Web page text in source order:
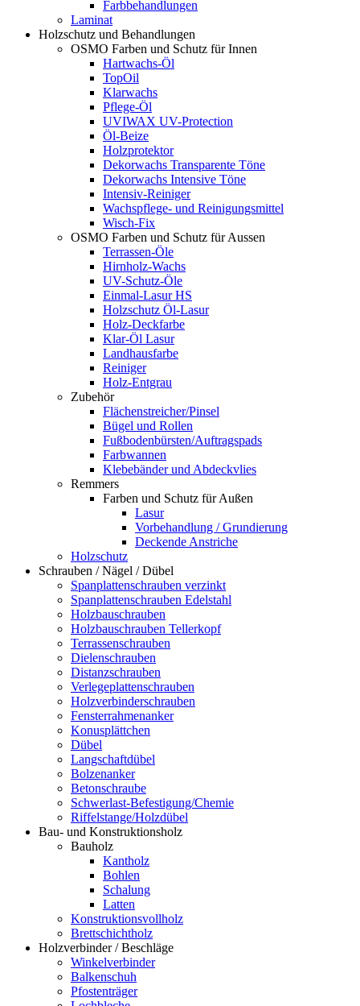
Farbbehandlungen
Laminat
Holzschutz und Behandlungen
OSMO Farben und Schutz für Innen
Hartwachs-Öl
TopOil
Klarwachs
Pflege-Öl
UVIWAX UV-Protection
Öl-Beize
Holzprotektor
Dekorwachs Transparente Töne
Dekorwachs Intensive Töne
Intensiv-Reiniger
Wachspflege- und Reinigungsmittel
Wisch-Fix
OSMO Farben und Schutz für Aussen
Terrassen-Öle
Hirnholz-Wachs
UV-Schutz-Öle
Einmal-Lasur HS
Holzschutz Öl-Lasur
Holz-Deckfarbe
Klar-Öl Lasur
Landhausfarbe
Reiniger
Holz-Entgrau
Zubehör
Flächenstreicher/Pinsel
Bügel und Rollen
Fußbodenbürsten/Auftragspads
Farbwannen
Klebebänder und Abdeckvlies
Remmers
Farben und Schutz für Außen
Lasur
Vorbehandlung / Grundierung
Deckende Anstriche
Holzschutz
Schrauben / Nägel / Dübel
Spanplattenschrauben verzinkt
Spanplattenschrauben Edelstahl
Holzbauschrauben
Holzbauschrauben Tellerkopf
Terrassenschrauben
Dielenschrauben
Distanzschrauben
Verlegeplattenschrauben
Holzverbinderschrauben
Fensterrahmenanker
Konusplättchen
Dübel
Langschaftdübel
Bolzenanker
Betonschraube
Schwerlast-Befestigung/Chemie
Riffelstange/Holzdübel
Bau- und Konstruktionsholz
Bauholz
Kantholz
Bohlen
Schalung
Latten
Konstruktionsvollholz
Brettschichtholz
Holzverbinder / Beschläge
Winkelverbinder
Balkenschuh
Pfostenträger